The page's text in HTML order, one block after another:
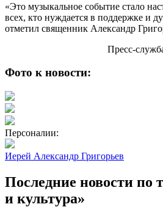
«Это музыкальное событие стало
всех, кто нуждается в поддержке и
отметил священник Александр
Пресс-
Фото к новости:
Персоналии:
Иерей Александр Григорьев
Последние новости по
и культура»